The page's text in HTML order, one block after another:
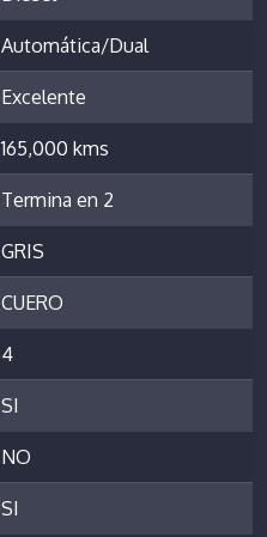
Automática/Dual
Excelente
165,000 kms
Termina en 2
GRIS
CUERO
4
SI
NO
SI